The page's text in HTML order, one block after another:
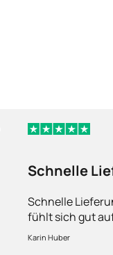
Schnelle
Schnelle
fühlt sich gut
Fragen kann
Karin Huber